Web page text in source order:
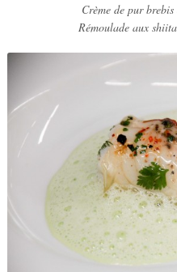
Crème de pur brebis
Rémoulade aux